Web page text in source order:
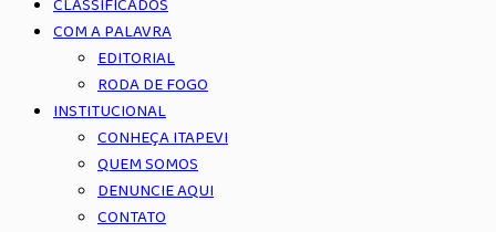
CLASSIFICADOS
COM A PALAVRA
EDITORIAL
RODA DE FOGO
INSTITUCIONAL
CONHEÇA ITAPEVI
QUEM SOMOS
DENUNCIE AQUI
CONTATO